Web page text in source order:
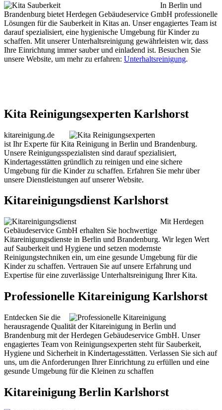
In Berlin und
Brandenburg bietet Herdegen Gebäudeservice GmbH professionelle
Lösungen für die Sauberkeit in Kitas an. Unser engagiertes Team ist
darauf spezialisiert, eine hygienische Umgebung für Kinder zu
schaffen. Mit unserer Unterhaltsreinigung gewährleisten wir, dass
Ihre Einrichtung immer sauber und einladend ist. Besuchen Sie
unsere Website, um mehr zu erfahren: Unterhaltsreinigung.
Kita Reinigungsexperten Karlshorst
kitareinigung.de
ist Ihr Experte für Kita Reinigung in Berlin und Brandenburg.
Unsere Reinigungsspezialisten sind darauf spezialisiert,
Kindertagesstätten gründlich zu reinigen und eine sichere
Umgebung für die Kinder zu schaffen. Erfahren Sie mehr über
unsere Dienstleistungen auf unserer Website.
Kitareinigungsdienst Karlshorst
Mit Herdegen
Gebäudeservice GmbH erhalten Sie hochwertige
Kitareinigungsdienste in Berlin und Brandenburg. Wir legen Wert
auf Sauberkeit und Hygiene und setzen modernste
Reinigungstechniken ein, um eine gesunde Umgebung für die
Kinder zu schaffen. Vertrauen Sie auf unsere Erfahrung und
Expertise für eine zuverlässige Unterhaltsreinigung Ihrer Kita.
Professionelle Kitareinigung Karlshorst
Entdecken Sie die
herausragende Qualität der Kitareinigung in Berlin und
Brandenburg mit der Herdegen Gebäudeservice GmbH. Unser
engagiertes Team von Reinigungsexperten steht für Sauberkeit,
Hygiene und Sicherheit in Kindertagesstätten. Verlassen Sie sich auf
uns, um die Anforderungen Ihrer Einrichtung zu erfüllen und eine
gesunde Umgebung für die Kleinen zu schaffen
Kitareinigung Berlin Karlshorst